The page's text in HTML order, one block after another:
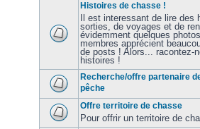
Histoires de chasse !
Il est interessant de lire des
sorties, de voyages et de
évidemment quelques
membres apprécient
de posts ! Alors... racontez-
histoires !
Recherche/offre partenaire
pêche
Offre territoire de chasse
Pour offrir un territoire de